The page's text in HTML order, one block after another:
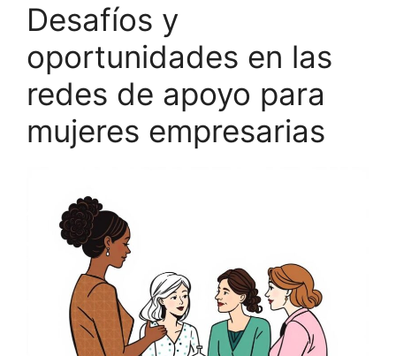
Desafíos y
oportunidades en las
redes de apoyo para
mujeres empresarias